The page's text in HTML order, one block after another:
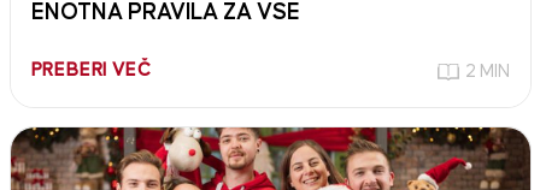
ENOTNA PRAVILA ZA VSE
PREBERI VEČ 2 MIN